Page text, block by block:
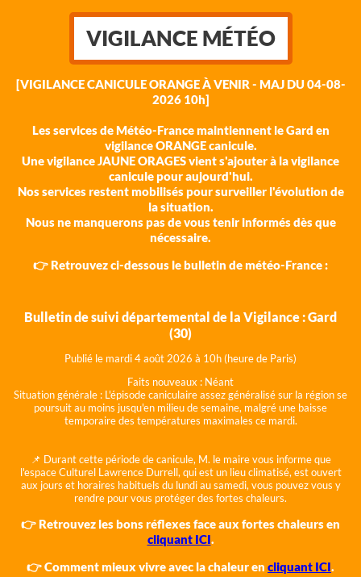
VIGILANCE MÉTÉO
[VIGILANCE CANICULE ORANGE À VENIR - MAJ DU 04-08-
2026 10h]
Les services de Météo-France maintiennent le Gard en
vigilance ORANGE canicule.
Une vigilance JAUNE ORAGES vient s'ajouter à la vigilance
canicule pour aujourd'hui.
Nos services restent mobilisés pour surveiller l'évolution de
la situation.
Nous ne manquerons pas de vous tenir informés dès que
nécessaire.
👉 Retrouvez ci-dessous le bulletin de météo-France :
Bulletin de suivi départemental de la Vigilance : Gard
(30)
Publié le mardi 4 août 2026 à 10h (heure de Paris)
Faits nouveaux : Néant
Situation générale : L'épisode caniculaire assez généralisé sur la région se
poursuit au moins jusqu'en milieu de semaine, malgré une baisse
temporaire des températures maximales ce mardi.
📌 Durant cette période de canicule, M. le maire vous informe que
l'espace Culturel Lawrence Durrell, qui est un lieu climatisé, est ouvert
aux jours et horaires habituels du lundi au samedi, vous pouvez vous y
rendre pour vous protéger des fortes chaleurs.
👉 Retrouvez les bons réflexes face aux fortes chaleurs en
cliquant ICI.
👉 Comment mieux vivre avec la chaleur en cliquant ICI.